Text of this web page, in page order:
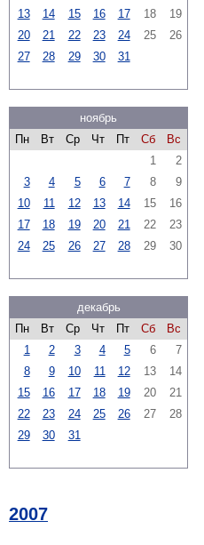
13
14 15 16 17 18
19
20
21 22 23 24 25
26
27
28 29 30 31
ноябрь
Пн
Вт Ср Чт Пт Сб
Вс
1
2
3
4 5 6 7 8
9
10
11 12 13 14 15
16
17
18 19 20 21 22
23
24
25 26 27 28 29 30
декабрь
Пн
Вт Ср Чт Пт Сб
Вс
1
2 3 4 5 6
7
8
9 10 11 12 13
14
15
16 17 18 19 20
21
22
23 24 25 26 27
28
29
30 31
2007